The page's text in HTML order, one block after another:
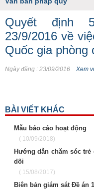
Quyết định
23/9/2016 về
Quốc gia phòng
Ngày đăng : 23/09/2016 Xem
BÀI VIẾT KHÁC
Mẫu báo cáo hoạt động
( 10/09/2018)
Hướng dẫn chăm sóc
dõi
( 15/08/2017)
Biên bản giám sát Đề án